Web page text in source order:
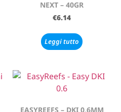
NEXT – 40GR
€6.14
Leggi tutto
EASYREEFS – DKI 0,6MM